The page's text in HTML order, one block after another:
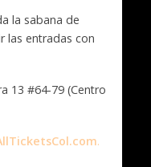
la sabana de
las entradas con
13 #64-79 (Centro
.